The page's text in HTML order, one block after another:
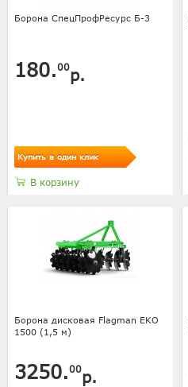
Борона СпецПрофРесурс Б-3
180.00р.
Купить в один клик
В корзину
Борона дисковая Flagman EKO
1500 (1,5 м)
3250.00р.